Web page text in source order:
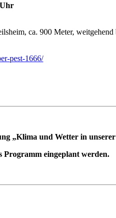
ca. 900 Meter,
pest-1666/
„Klima und Wetter in
Programm eingeplant werden.